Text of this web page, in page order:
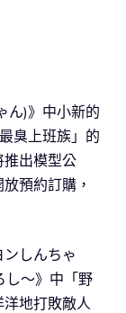
ん)》中小新的
臭上班族」的
推出模型公
預約訂購，
しんちゃ
～》中「野
地打敗敵人